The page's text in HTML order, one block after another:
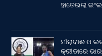
ହାତେଇଲା
ମୀରାବାଈ ଓ
କ୍ରୀଡାରେ